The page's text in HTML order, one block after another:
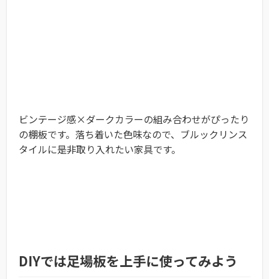
ビンテージ感×ダークカラーの組み合わせがぴったり
の棚板です。落ち着いた色味なので、ブルックリンス
タイルに是非取り入れたい家具です。
DIYでは足場板を上手に使ってみよう